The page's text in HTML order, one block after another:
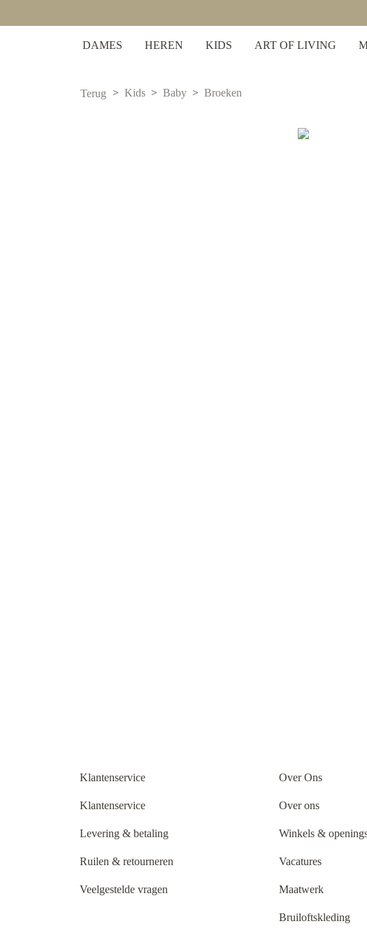
DAMES HEREN KIDS ART OF LIVING
Terug Kids Baby Broeken
Klantenservice
Klantenservice
Levering & betaling
Ruilen & retourneren
Veelgestelde vragen
Over Ons
Over ons
Winkels &
Vacatures
Maatwerk
Bruiloftskleding